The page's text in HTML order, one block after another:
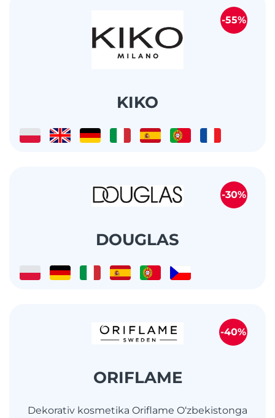
KIKO
-55%
DOUGLAS
-30%
ORIFLAME
Dekorativ kosmetika Oriflame O‘zbekistonga
-40%